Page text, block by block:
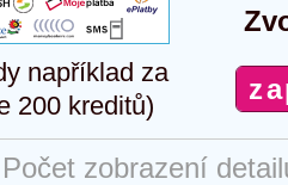
například za
200 kreditů)
Počet zobrazení